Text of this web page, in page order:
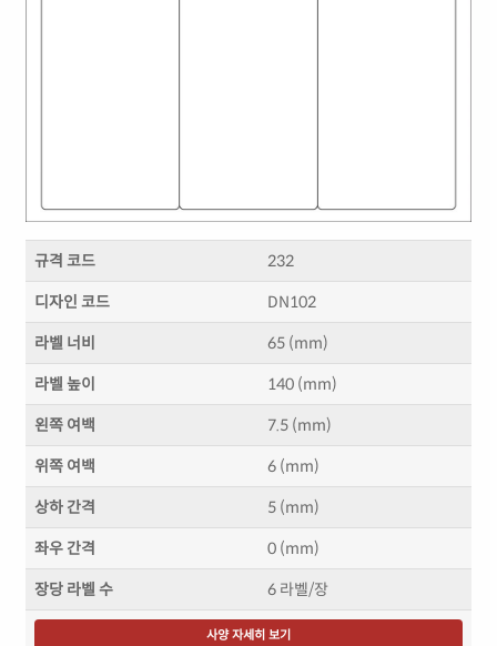
규격 코드 232
디자인 코드 DN102
라벨 너비 65 (mm)
라벨 높이 140 (mm)
왼쪽 여백 7.5 (mm)
위쪽 여백 6 (mm)
상하 간격 5 (mm)
좌우 간격 0 (mm)
장당 라벨 수 6 라벨/장
사양 자세히 보기